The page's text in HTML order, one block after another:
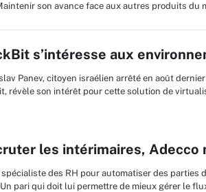
son avance face aux autres produits du
s’intéresse aux
Panev, citoyen israélien arrêté en août
révèle son intérêt pour cette solution de
les intérimaires,
spécialiste des RH pour automatiser des parties
pari qui doit lui permettre de mieux gérer le